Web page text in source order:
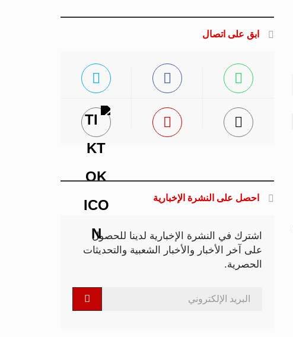
ابق على اتصال
احصل على النشرة الإخبارية
اشترك في النشرة الإخبارية لدينا للحصول
على آخر الأخبار والأخبار الشعبية والتحديثات
الحصرية.